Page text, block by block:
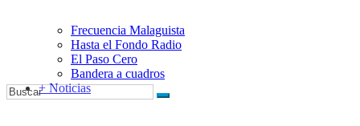
Frecuencia Malaguista
Hasta el Fondo Radio
El Paso Cero
Bandera a cuadros
+ Noticias